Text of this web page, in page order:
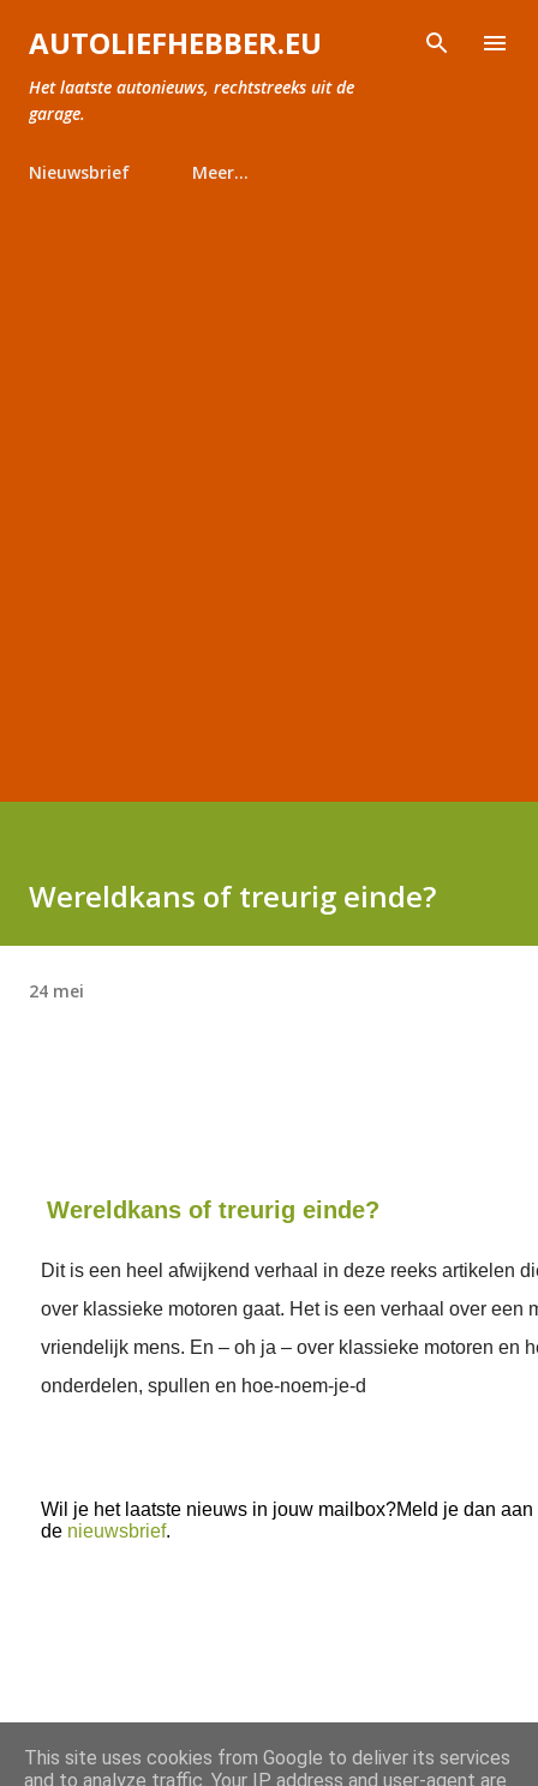
Doorgaan naar hoofdcontent
AUTOLIEFHEBBER.EU
Het laatste autonieuws, rechtstreeks uit de
garage.
Nieuwsbrief Meer…
Wereldkans of treurig einde?
24 mei
Wereldkans of treurig einde?
Dit is een heel afwijkend verhaal in deze reeks artikelen
over klassieke motoren gaat. Het is een verhaal over een
vriendelijk mens. En – oh ja – over klassieke motoren en
onderdelen, spullen en hoe-noem-je-d
Wil je het laatste nieuws in jouw mailbox?Meld je dan aan
de nieuwsbrief.
This site uses cookies from Google to deliver its services
and to analyze traffic. Your IP address and user-agent are